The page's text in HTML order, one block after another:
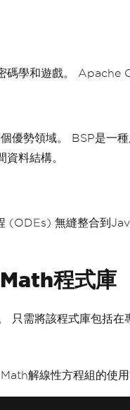
碼學和遊戲。
勢領域。 BSP是一
料結構。
無縫整合到
程式庫
需將該程式庫包括在
解線性方程組的使用